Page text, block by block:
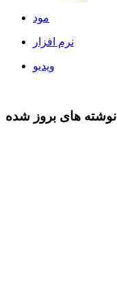
مود
نرم افزار
ویدیو
نوشته های بروز شده